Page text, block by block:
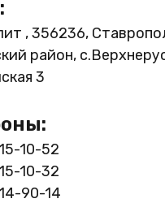
, 356236,
район,
3
10-52
10-32
90-14